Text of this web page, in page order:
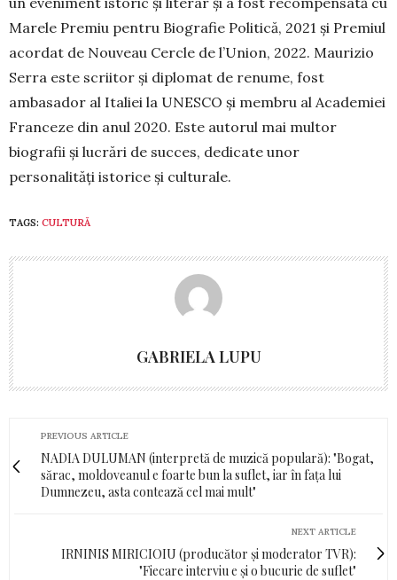
Marele Premiu pentru Biografie Politică, 2021 și Pre­miul
acordat de Nou­veau Cercle de l’Union, 2022. Maurizio
Serra este scriitor și diplomat de renume, fost
ambasador al Italiei la UNESCO și membru al Academiei
Fran­ce­ze din anul 2020. Este autorul mai multor
biogra­fii și lucrări de succes, dedicate unor
personalități istorice și culturale.
TAGS: CULTURĂ
GABRIELA LUPU
PREVIOUS ARTICLE
NADIA DULUMAN (interpretă de muzică populară): "Bogat,
sărac, moldoveanul e foarte bun la suflet, iar în faţa lui
Dumnezeu, asta contează cel mai mult"
NEXT ARTICLE
IRNINIS MIRICIOIU (producător şi moderator TVR):
"Fiecare interviu e și o bucurie de suflet"